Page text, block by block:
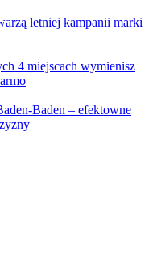
letniej kampanii marki
4 miejscach wymienisz
Baden – efektowne